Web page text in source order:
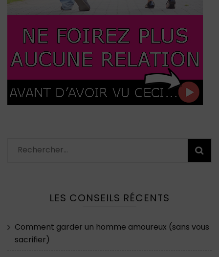
Rechercher :
LES CONSEILS RÉCENTS
Comment garder un homme amoureux (sans vous
sacrifier)